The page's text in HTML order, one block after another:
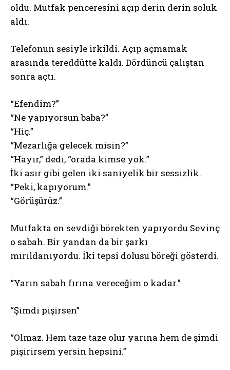
oldu. Mutfak penceresini açıp derin derin soluk
aldı.
Telefonun sesiyle irkildi. Açıp açmamak
arasında tereddütte kaldı. Dördüncü çalıştan
sonra açtı.
“Efendim?”
“Ne yapıyorsun baba?”
“Hiç.”
“Mezarlığa gelecek misin?”
“Hayır,” dedi, “orada kimse yok.”
İki asır gibi gelen iki saniyelik bir sessizlik.
“Peki, kapıyorum.”
“Görüşürüz.”
Mutfakta en sevdiği börekten yapıyordu Sevinç
o sabah. Bir yandan da bir şarkı
mırıldanıyordu. İki tepsi dolusu böreği gösterdi.
“Yarın sabah fırına vereceğim o kadar.”
“Şimdi pişirsen”
“Olmaz. Hem taze taze olur yarına hem de şimdi
pişirirsem yersin hepsini.”